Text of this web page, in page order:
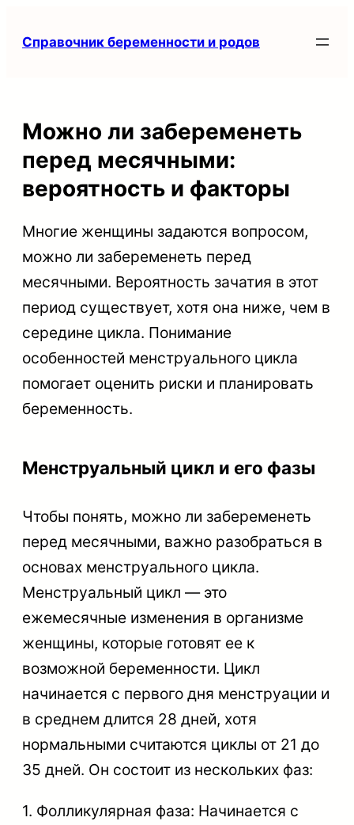
Справочник беременности и родов
Можно ли забеременеть
перед месячными:
вероятность и факторы
Многие женщины задаются вопросом,
можно ли забеременеть перед
месячными. Вероятность зачатия в этот
период существует, хотя она ниже, чем в
середине цикла. Понимание
особенностей менструального цикла
помогает оценить риски и планировать
беременность.
Менструальный цикл и его фазы
Чтобы понять, можно ли забеременеть
перед месячными, важно разобраться в
основах менструального цикла.
Менструальный цикл — это
ежемесячные изменения в организме
женщины, которые готовят ее к
возможной беременности. Цикл
начинается с первого дня менструации и
в среднем длится 28 дней, хотя
нормальными считаются циклы от 21 до
35 дней. Он состоит из нескольких фаз:
1. Фолликулярная фаза: Начинается с